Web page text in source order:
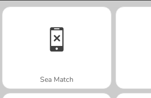
Sea Match